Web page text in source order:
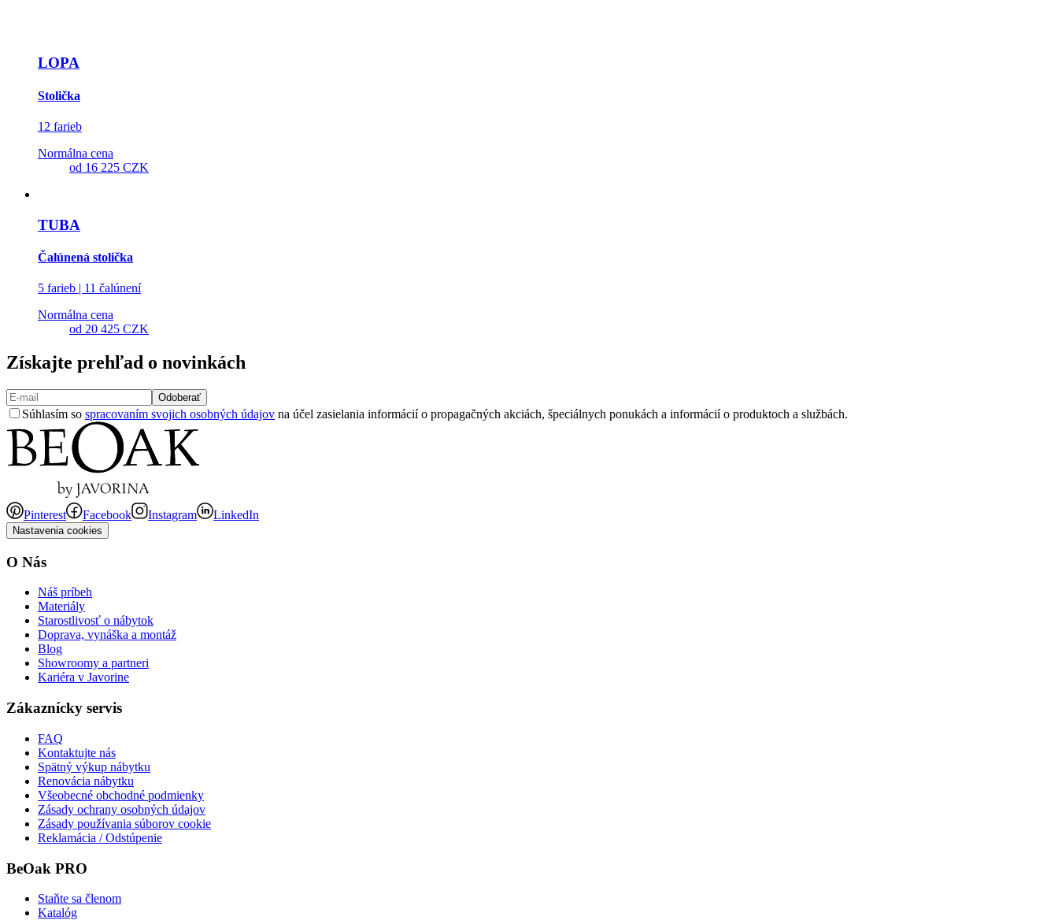
LOPA
Stolička
12 farieb
Normálna cena
od 16 225 CZK
TUBA
Čalúnená stolička
5 farieb | 11 čalúnení
Normálna cena
od 20 425 CZK
Získajte prehľad o novinkách
Odoberať
Súhlasím so spracovaním svojich osobných údajov na účel zasielania informácií o propagačných akciách, špeciálnych ponukách a informácií o produktoch a službách.
Pinterest Facebook Instagram LinkedIn
Nastavenia cookies
O Nás
Náš príbeh
Materiály
Starostlivosť o nábytok
Doprava, vynáška a montáž
Blog
Showroomy a partneri
Kariéra v Javorine
Zákaznícky servis
FAQ
Kontaktujte nás
Spätný výkup nábytku
Renovácia nábytku
Všeobecné obchodné podmienky
Zásady ochrany osobných údajov
Zásady používania súborov cookie
Reklamácia / Odstúpenie
BeOak PRO
Staňte sa členom
Katalóg